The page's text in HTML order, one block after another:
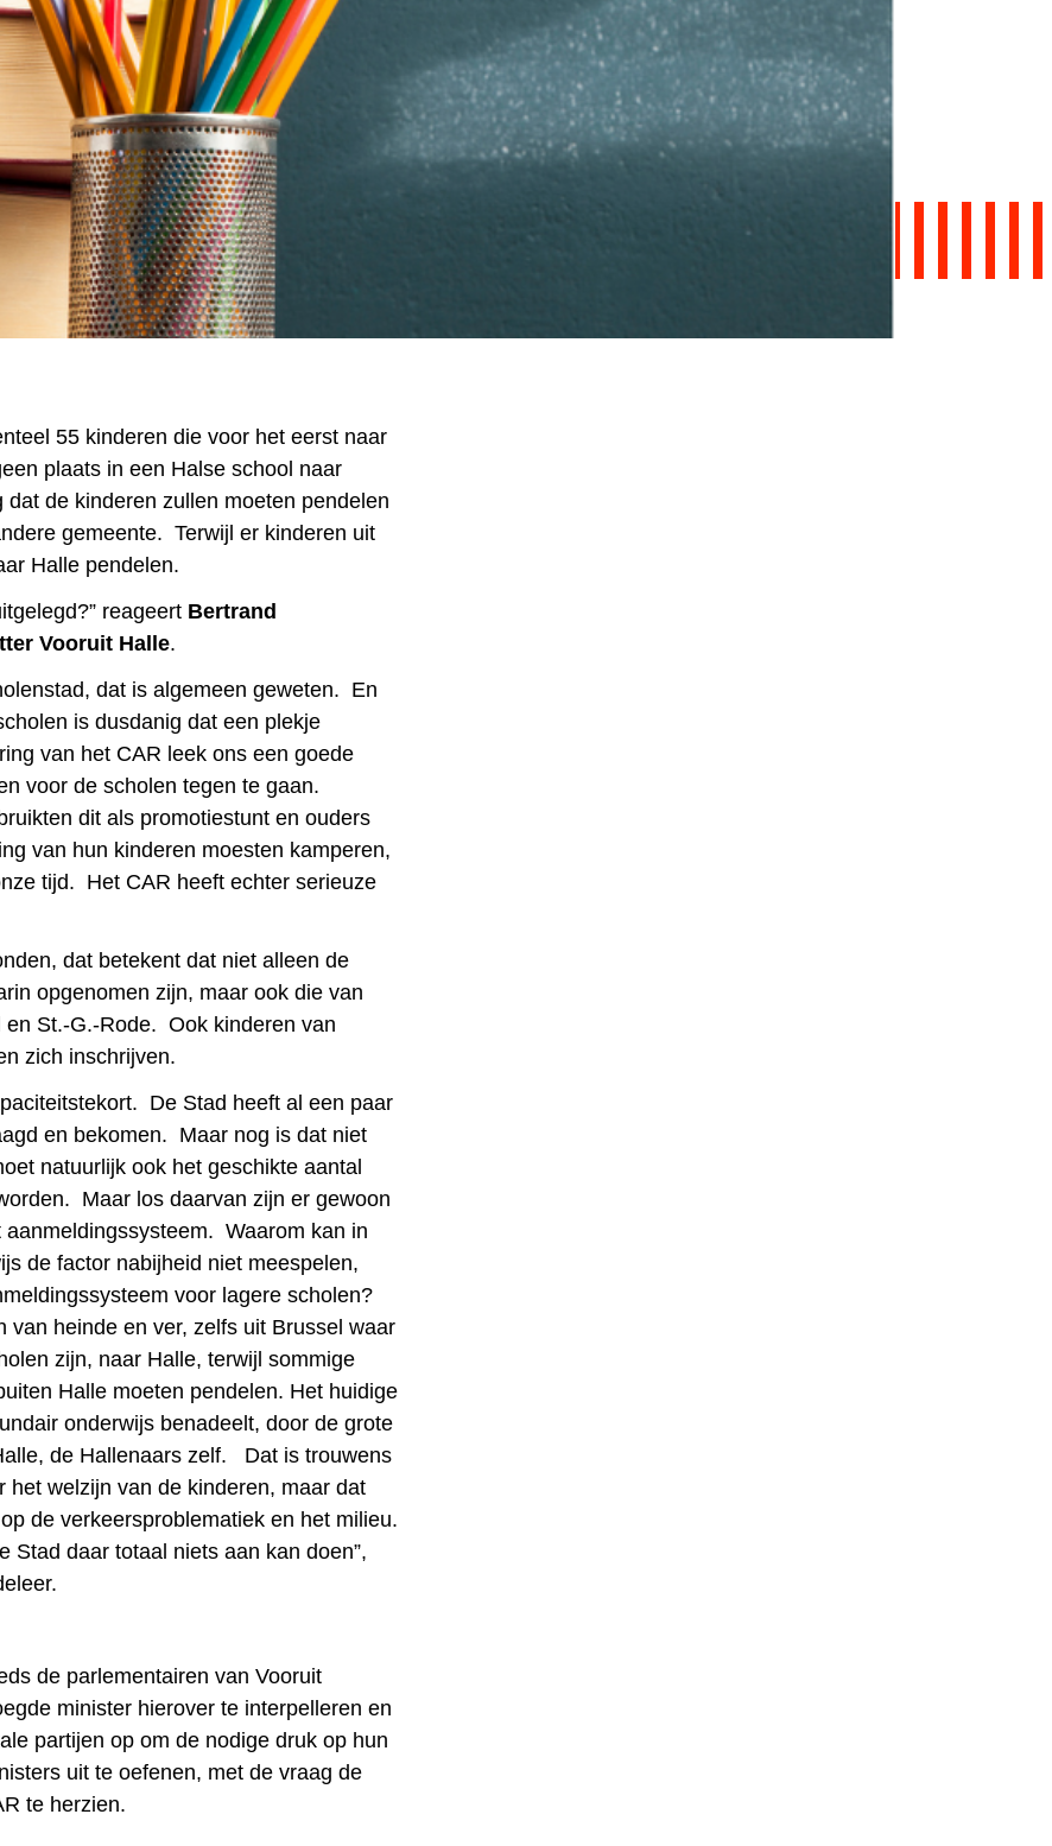
55 kinderen die voor het eerst naar
plaats in een Halse school naar
dat de kinderen zullen moeten pendelen
gemeente. Terwijl er kinderen uit
Halle pendelen.
reageert Bertrand
Vooruit Halle.
dat is algemeen geweten. En
is dusdanig dat een plekje
van het CAR leek ons een goede
voor de scholen tegen te gaan.
dit als promotiestunt en ouders
van hun kinderen moesten kamperen,
tijd. Het CAR heeft echter serieuze
dat betekent dat niet alleen de
opgenomen zijn, maar ook die van
en St.-G.-Rode. Ook kinderen van
zich inschrijven.
De Stad heeft al een paar
en bekomen. Maar nog is dat niet
natuurlijk ook het geschikte aantal
Maar los daarvan zijn er gewoon
Waarom kan in
de factor nabijheid niet meespelen,
voor lagere scholen?
van heinde en ver, zelfs uit Brussel waar
zijn, naar Halle, terwijl sommige
Halle moeten pendelen. Het huidige
onderwijs benadeelt, door de grote
de Hallenaars zelf. Dat is trouwens
het welzijn van de kinderen, maar dat
de verkeersproblematiek en het milieu.
Stad daar totaal niets aan kan doen”,
de parlementairen van Vooruit
minister hierover te interpelleren en
partijen op om de nodige druk op hun
uit te oefenen, met de vraag de
te herzien.